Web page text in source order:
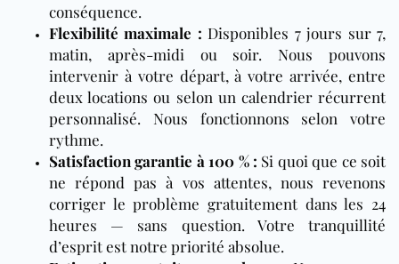
conséquence.
Flexibilité maximale : Disponibles 7 jours sur 7,
matin, après-midi ou soir. Nous pouvons
intervenir à votre départ, à votre arrivée, entre
deux locations ou selon un calendrier récurrent
personnalisé. Nous fonctionnons selon votre
rythme.
Satisfaction garantie à 100 % : Si quoi que ce soit
ne répond pas à vos attentes, nous revenons
corriger le problème gratuitement dans les 24
heures — sans question. Votre tranquillité
d’esprit est notre priorité absolue.